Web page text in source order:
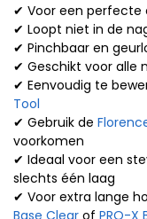
✔ Voor een perfecte
✔ Loopt niet in de
✔ Pinchbaar en
✔ Geschikt voor alle
✔ Eenvoudig te
Tool
✔ Gebruik de
voorkomen
✔ Ideaal voor een
slechts één laag
✔ Voor extra lange
Base Clear of PRO-X